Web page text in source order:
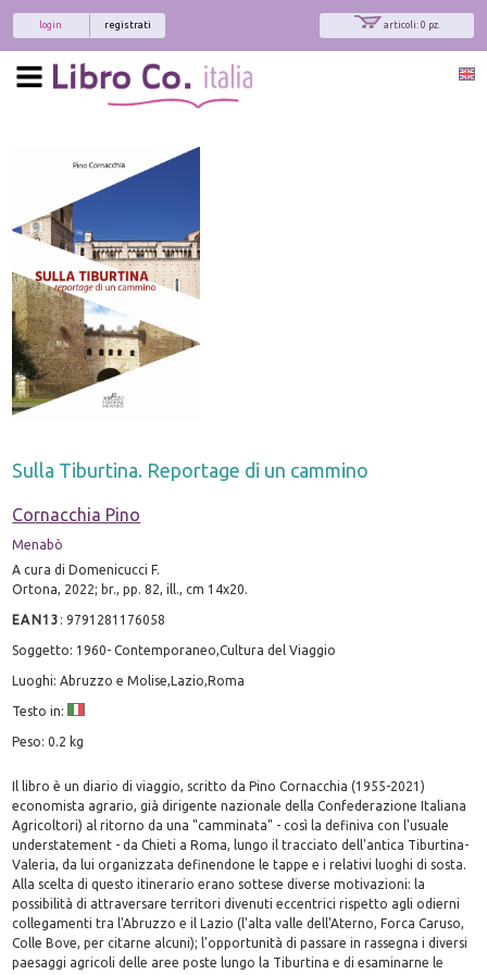
articoli: 0 pz.
registrati
login
Sulla Tiburtina. Reportage di un cammino
Cornacchia Pino
Menabò
A cura di Domenicucci F.
Ortona, 2022; br., pp. 82, ill., cm 14x20.
EAN13 :9791281176058
Soggetto: 1960- Contemporaneo,Cultura del Viaggio
Luoghi: Abruzzo e Molise,Lazio,Roma
Testo in:
Peso: 0.2 kg
Il libro è un diario di viaggio, scritto da Pino Cornacchia (1955-2021)
economista agrario, già dirigente nazionale della Confederazione Italiana
Agricoltori) al ritorno da una "camminata" - così la definiva con l'usuale
understatement - da Chieti a Roma, lungo il tracciato dell'antica Tiburtina-
Valeria, da lui organizzata definendone le tappe e i relativi luoghi di sosta.
Alla scelta di questo itinerario erano sottese diverse motivazioni: la
possibilità di attraversare territori divenuti eccentrici rispetto agli odierni
collegamenti tra l'Abruzzo e il Lazio (l'alta valle dell'Aterno, Forca Caruso,
Colle Bove, per citarne alcuni); l'opportunità di passare in rassegna i diversi
paesaggi agricoli delle aree poste lungo la Tiburtina e di esaminarne le